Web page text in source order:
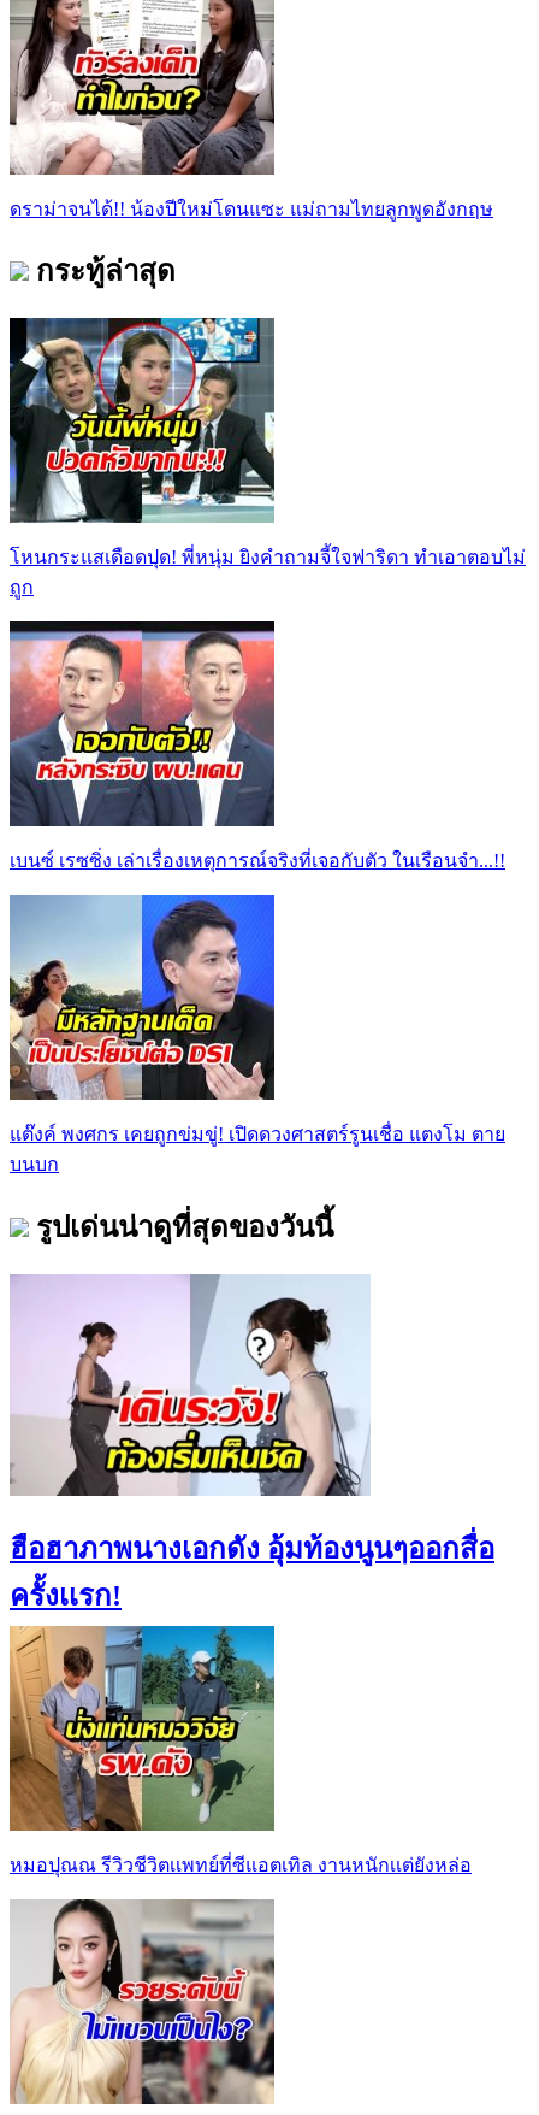
ดราม่าจนได้!! น้องปีใหม่โดนแซะ แม่ถามไทยลูกพูดอังกฤษ
กระทู้ล่าสุด
โหนกระแสเดือดปุด! พี่หนุ่ม ยิงคำถามจี้ใจฟาริดา ทำเอาตอบไม่
ถูก
เบนซ์ เรซซิ่ง เล่าเรื่องเหตุการณ์จริงที่เจอกับตัว ในเรือนจำ...!!
แต๊งค์ พงศกร เคยถูกข่มขู่! เปิดดวงศาสตร์รูนเชื่อ แตงโม ตาย
บนบก
รูปเด่นน่าดูที่สุดของวันนี้
ฮือฮาภาพนางเอกดัง อุ้มท้องนูนๆออกสื่อ
ครั้งเเรก!
หมอปุณณ รีวิวชีวิตเเพทย์ที่ซีแอตเทิล งานหนักเเต่ยังหล่อ